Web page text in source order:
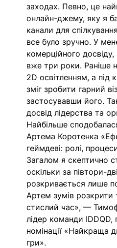
заходах. Певно, це
онлайн-джему, яку я
канали для
все було зручно. У
комерційного
вже три роки. Раніше
2D освітленням, а під
зміг зробити гарний
застосувавши його.
досвід лідерства та
Найбільше
Артема Коротенка
геймдеві: ролі,
Загалом я скептично
оскільки за півтори-
розкривається лише
Артем зумів розкрити
стислий час», —
лідер команди
номінації «Найкраща
гри».